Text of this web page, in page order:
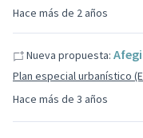
Hace más de 2 años
Hace más de 3 años
Nueva propuesta:
Plan especial urbanístico